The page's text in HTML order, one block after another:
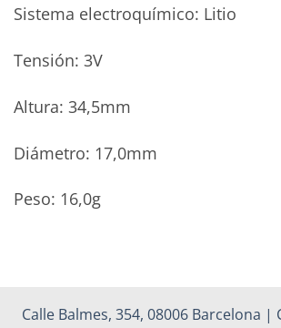
Sistema electroquímico: Litio
Tensión: 3V
Altura: 34,5mm
Diámetro: 17,0mm
Peso: 16,0g
Calle Balmes, 354, 08006 Barcelona |